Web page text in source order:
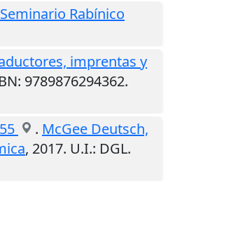
Rabínico
imprentas y
9789876294362.
. McGee Deutsch,
, 2017. U.I.: DGL.